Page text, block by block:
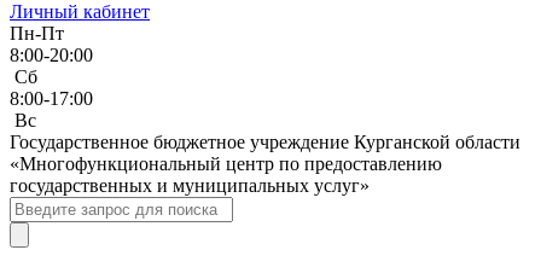
Личный кабинет
Пн-Пт
8:00-20:00
Сб
8:00-17:00
Bc
Государственное бюджетное учреждение Курганской области
«Многофункциональный центр по предоставлению
государственных и муниципальных услуг»